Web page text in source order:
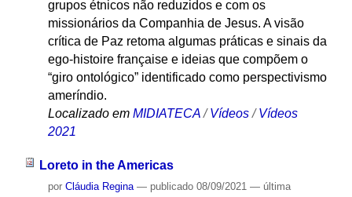
grupos étnicos não reduzidos e com os
missionários da Companhia de Jesus. A visão
crítica de Paz retoma algumas práticas e sinais da
ego-histoire française e ideias que compõem o
“giro ontológico” identificado como perspectivismo
ameríndio.
Localizado em MIDIATECA /Vídeos /Vídeos
2021
Loreto in the Americas
por Cláudia Regina — publicado08/09/2021 — última